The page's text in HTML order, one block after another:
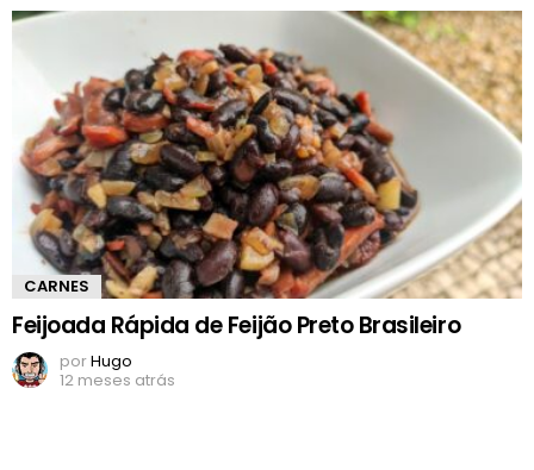
CARNES
Feijoada Rápida de Feijão Preto Brasileiro
porHugo
12 meses atrás